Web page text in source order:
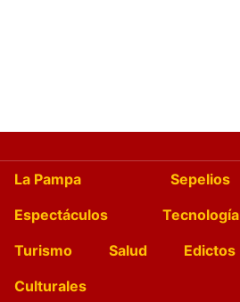
La Pampa Sepelios
Espectáculos
Tecnología
Turismo
Salud Edictos
Culturales